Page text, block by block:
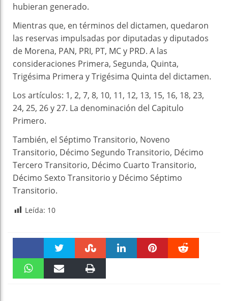
hubieran generado.
Mientras que, en términos del dictamen, quedaron
las reservas impulsadas por diputadas y diputados
de Morena, PAN, PRI, PT, MC y PRD. A las
consideraciones Primera, Segunda, Quinta,
Trigésima Primera y Trigésima Quinta del dictamen.
Los artículos: 1, 2, 7, 8, 10, 11, 12, 13, 15, 16, 18, 23,
24, 25, 26 y 27. La denominación del Capitulo
Primero.
También, el Séptimo Transitorio, Noveno
Transitorio, Décimo Segundo Transitorio, Décimo
Tercero Transitorio, Décimo Cuarto Transitorio,
Décimo Sexto Transitorio y Décimo Séptimo
Transitorio.
Leída: 10
Faceboo Twitter Stumble